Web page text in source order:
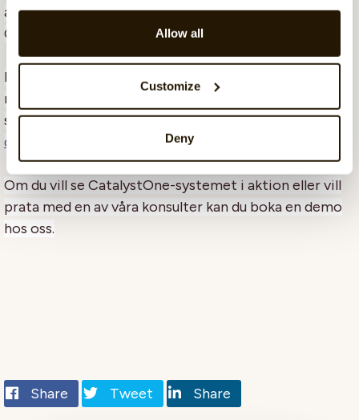
Allow all
Customize
Deny
automatisera många av dessa processer. Det är här
CatalystOne kan hjälpa till.
För mer detaljerad information om hur du flyttar till
molnet, hur molnsäkerhet fungerar och hur ett HR-
system kan hantera dina masterdata,se vårt on-
demand webinar
Om du vill se CatalystOne-systemet i aktion eller vill
prata med en av våra konsulter kan du boka en demo
hos oss.
Share Tweet Share